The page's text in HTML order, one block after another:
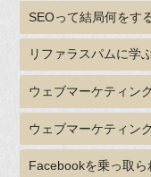
SEOって結局何をす
リファラスパムに学
ウェブマーケティン
ウェブマーケティン
Facebookを乗っ取ら